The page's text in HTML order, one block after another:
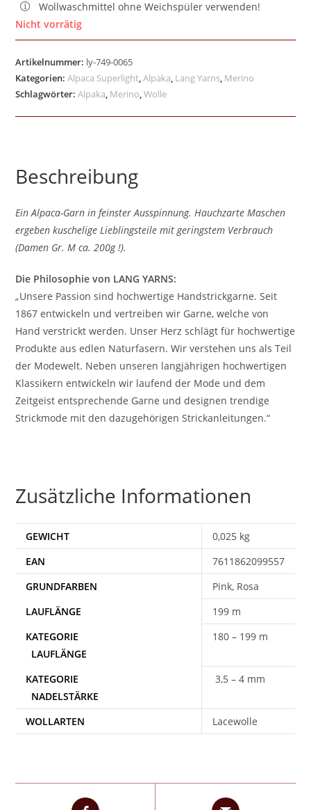
Wollwaschmittel ohne Weichspüler verwenden!
Nicht vorrätig
Artikelnummer: ly-749-0065
Kategorien:Alpaca Superlight ,Alpaka Lang Yarns Merino
Schlagwörter:Alpaka Merino ,Wolle
Beschreibung
Ein Alpaca-Garn in feinster Ausspinnung. Hauchzarte Maschen
ergeben kuschelige Lieblingsteile mit geringstem Verbrauch
(Damen Gr. M ca. 200g !).
Die Philosophie von LANG YARNS:
„Unsere Passion sind hochwertige Handstrickgarne. Seit
1867 entwickeln und vertreiben wir Garne, welche von
Hand verstrickt werden. Unser Herz schlägt für hochwertige
Produkte aus edlen Naturfasern. Wir verstehen uns als Teil
der Modewelt. Neben unseren langjährigen hochwertigen
Klassikern entwickeln wir laufend der Mode und dem
Zeitgeist entsprechende Garne und designen trendige
Strickmode mit den dazugehörigen Strickanleitungen.“
Zusätzliche Informationen
GEWICHT
0,025 kg
EAN
7611862099557
Pink, Rosa
199 m
180 – 199 m
3,5 – 4 mm
WOLLARTEN Lacewolle